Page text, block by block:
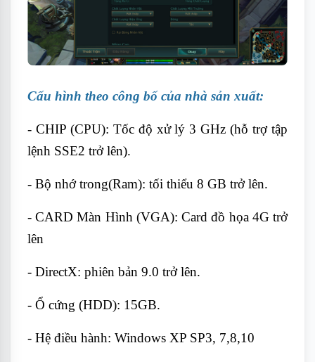
Cấu hình theo công bố của nhà sản xuất:
- CHIP (CPU): Tốc độ xử lý 3 GHz (hỗ trợ tập
lệnh SSE2 trở lên).
- Bộ nhớ trong(Ram): tối thiểu 8 GB trở lên.
- CARD Màn Hình (VGA): Card đồ họa 4G trở
lên
- DirectX: phiên bản 9.0 trở lên.
- Ổ cứng (HDD): 15GB.
- Hệ điều hành: Windows XP SP3, 7,8,10